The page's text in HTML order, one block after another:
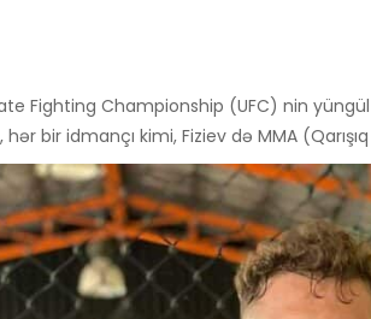
Fighting Championship (UFC) nin
bir idmançı kimi, Fiziev də MMA